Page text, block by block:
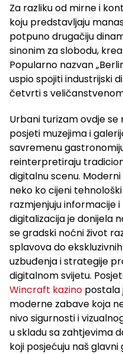
Za razliku od mirne i
koju predstavljaju
potpuno drugačiju
sinonim za slobodu,
Popularno nazvan
uspio spojiti industrijski
četvrti s
Urbani turizam ovdje se
posjeti muzejima i
savremenu
reinterpretiraju
digitalnu scenu.
neko ko cijeni
razmjenjuju informacije
digitalizacija je donijela
se gradski noćni život
splavova do
uzbuđenja i strategije
digitalnom svijetu.
Wincraft kazino postala
moderne zabave koja
nivo sigurnosti i
u skladu sa zahtjevima
koji posjećuju naš glavni